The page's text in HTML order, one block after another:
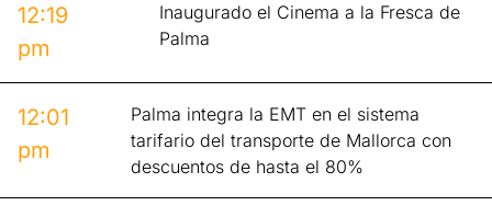
12:19
pm
Inaugurado el Cinema a la Fresca de
Palma
12:01
pm
Palma integra la EMT en el sistema
tarifario del transporte de Mallorca con
descuentos de hasta el 80%